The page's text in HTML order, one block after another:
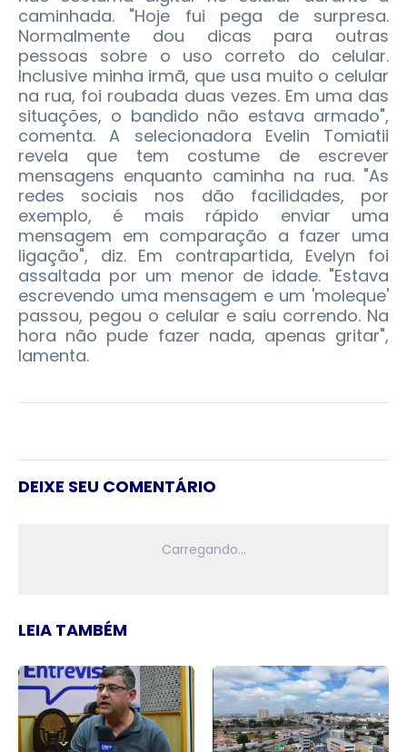
caminhada. "Hoje fui pega de surpresa.
Normalmente dou dicas para outras
pessoas sobre o uso correto do celular.
Inclusive minha irmã, que usa muito o celular
na rua, foi roubada duas vezes. Em uma das
situações, o bandido não estava armado",
comenta. A selecionadora Evelin Tomiatii
revela que tem costume de escrever
mensagens enquanto caminha na rua. "As
redes sociais nos dão facilidades, por
exemplo, é mais rápido enviar uma
mensagem em comparação a fazer uma
ligação", diz. Em contrapartida, Evelyn foi
assaltada por um menor de idade. "Estava
escrevendo uma mensagem e um 'moleque'
passou, pegou o celular e saiu correndo. Na
hora não pude fazer nada, apenas gritar",
lamenta.
DEIXE SEU COMENTÁRIO
LEIA TAMBÉM